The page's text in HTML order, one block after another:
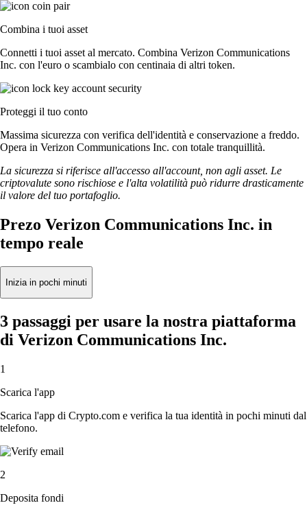
Combina i tuoi asset
Connetti i tuoi asset al mercato. Combina Verizon Communications
Inc. con l'euro o scambialo con centinaia di altri token.
Proteggi il tuo conto
Massima sicurezza con verifica dell'identità e conservazione a freddo.
Opera in Verizon Communications Inc. con totale tranquillità.
La sicurezza si riferisce all'accesso all'account, non agli asset. Le
criptovalute sono rischiose e l'alta volatilità può ridurre drasticamente
il valore del tuo portafoglio.
Prezo Verizon Communications Inc. in
tempo reale
Inizia in pochi minuti
3 passaggi per usare la nostra piattaforma
di Verizon Communications Inc.
1
Scarica l'app
Scarica l'app di Crypto.com e verifica la tua identità in pochi minuti dal
telefono.
2
Deposita fondi